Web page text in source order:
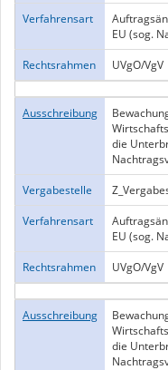
Verfahrensart
EU (sog.
Rechtsrahmen
UVgO/VgV
Ausschreibung
die
Vergabestelle
Verfahrensart
EU (sog.
Rechtsrahmen
UVgO/VgV
Ausschreibung
die